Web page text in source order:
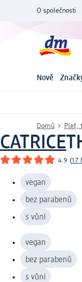
O společnosti
Nově
Domů Pleť,
CATRICE
4.9 (17
vegan
bez parabenů
s vůní
vegan
bez parabenů
s vůní